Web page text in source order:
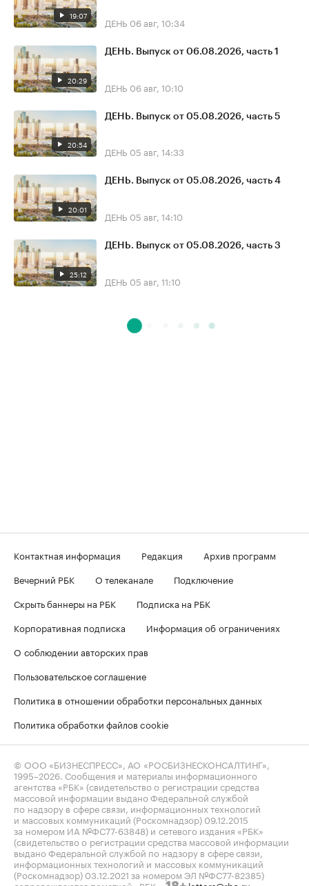
19:07 ДЕНЬ 06 авг, 10:34
20:29
ДЕНЬ. Выпуск от 06.08.2026, часть 1
ДЕНЬ 06 авг, 10:10
20:54
ДЕНЬ. Выпуск от 05.08.2026, часть 5
ДЕНЬ 05 авг, 14:33
20:01
ДЕНЬ. Выпуск от 05.08.2026, часть 4
ДЕНЬ 05 авг, 14:10
25:12
ДЕНЬ. Выпуск от 05.08.2026, часть 3
ДЕНЬ 05 авг, 11:10
Контактная информация Редакция
Архив программ
Вечерний РБК
О телеканале
Подключение
Скрыть баннеры на РБК
Подписка на РБК
Корпоративная подписка
Информация об ограничениях
О соблюдении авторских прав
Пользовательское соглашение
Политика в отношении обработки персональных данных
Политика обработки файлов cookie
© ООО «БИЗНЕСПРЕСС», АО «РОСБИЗНЕСКОНСАЛТИНГ»,
1995–2026 . Сообщения и материалы информационного
агентства «РБК» (свидетельство о регистрации средства
массовой информации выдано Федеральной службой
по надзору в сфере связи, информационных технологий
и массовых коммуникаций (Роскомнадзор) 09.12.2015
за номером ИА №ФС77-63848) и сетевого издания «РБК»
(свидетельство о регистрации средства массовой информации
выдано Федеральной службой по надзору в сфере связи,
информационных технологий и массовых коммуникаций
(Роскомнадзор) 03.12.2021 за номером ЭЛ №ФС77-82385)